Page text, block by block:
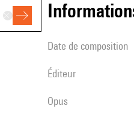
date de composition
éditeur
Opus